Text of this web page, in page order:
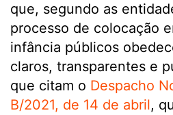
que, segundo as
processo de colocação
infância públicos
claros, transparentes e
que citam o Despacho
B/2021, de 14 de abril,